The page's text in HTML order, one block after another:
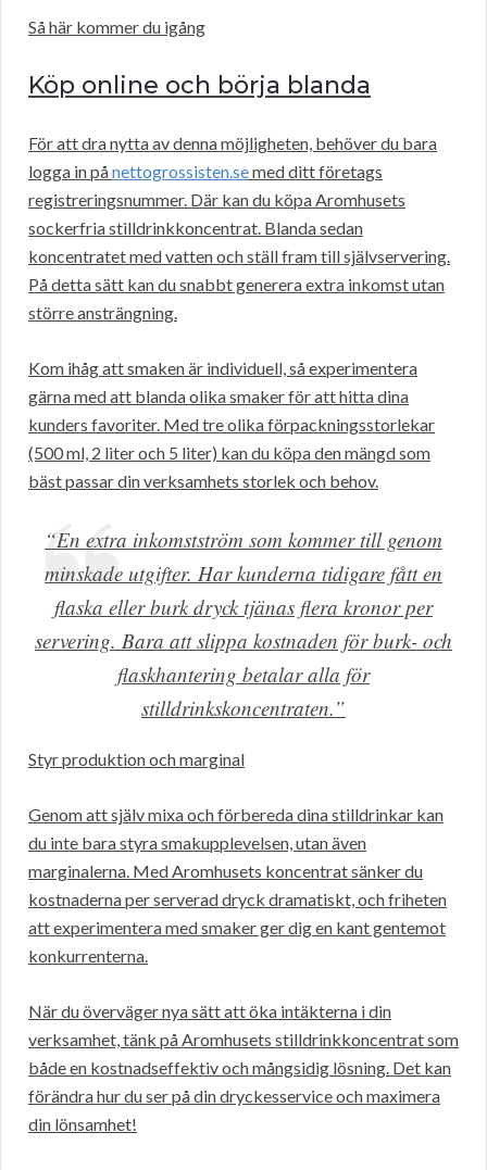
Så här kommer du igång
Köp online och börja blanda
För att dra nytta av denna möjligheten, behöver du bara
logga in pånettogrossisten.semed ditt företags
registreringsnummer. Där kan du köpa Aromhusets
sockerfria stilldrinkkoncentrat. Blanda sedan
koncentratet med vatten och ställ fram till självservering.
På detta sätt kan du snabbt generera extra inkomst utan
större ansträngning.
Kom ihåg att smaken är individuell, så experimentera
gärna med att blanda olika smaker för att hitta dina
kunders favoriter. Med tre olika förpackningsstorlekar
(500 ml, 2 liter och 5 liter) kan du köpa den mängd som
bäst passar din verksamhets storlek och behov.
“En extra inkomstström som kommer till genom
minskade utgifter. Har kunderna tidigare fått en
flaska eller burk dryck tjänas flera kronor per
servering. Bara att slippa kostnaden för burk- och
flaskhantering betalar alla för
stilldrinkskoncentraten.”
Styr produktion och marginal
Genom att själv mixa och förbereda dina stilldrinkar kan
du inte bara styra smakupplevelsen, utan även
marginalerna. Med Aromhusets koncentrat sänker du
kostnaderna per serverad dryck dramatiskt, och friheten
att experimentera med smaker ger dig en kant gentemot
konkurrenterna.
När du överväger nya sätt att öka intäkterna i din
verksamhet, tänk på Aromhusets stilldrinkkoncentrat som
både en kostnadseffektiv och mångsidig lösning. Det kan
förändra hur du ser på din dryckesservice och maximera
din lönsamhet!